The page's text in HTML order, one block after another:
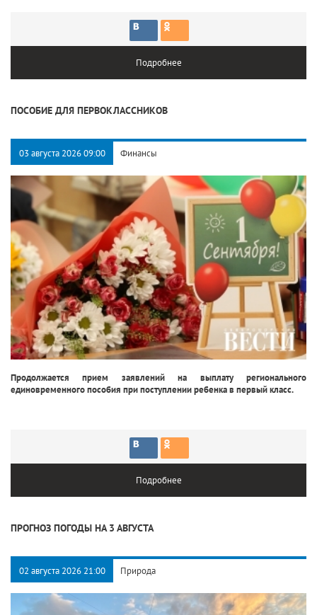
Подробнее
ПОСОБИЕ ДЛЯ ПЕРВОКЛАССНИКОВ
03 августа 2026 09:00 Финансы
Продолжается прием заявлений на выплату регионального
единовременного пособия при поступлении ребенка в первый класс.
Подробнее
ПРОГНОЗ ПОГОДЫ НА 3 АВГУСТА
02 августа 2026 21:00 Природа